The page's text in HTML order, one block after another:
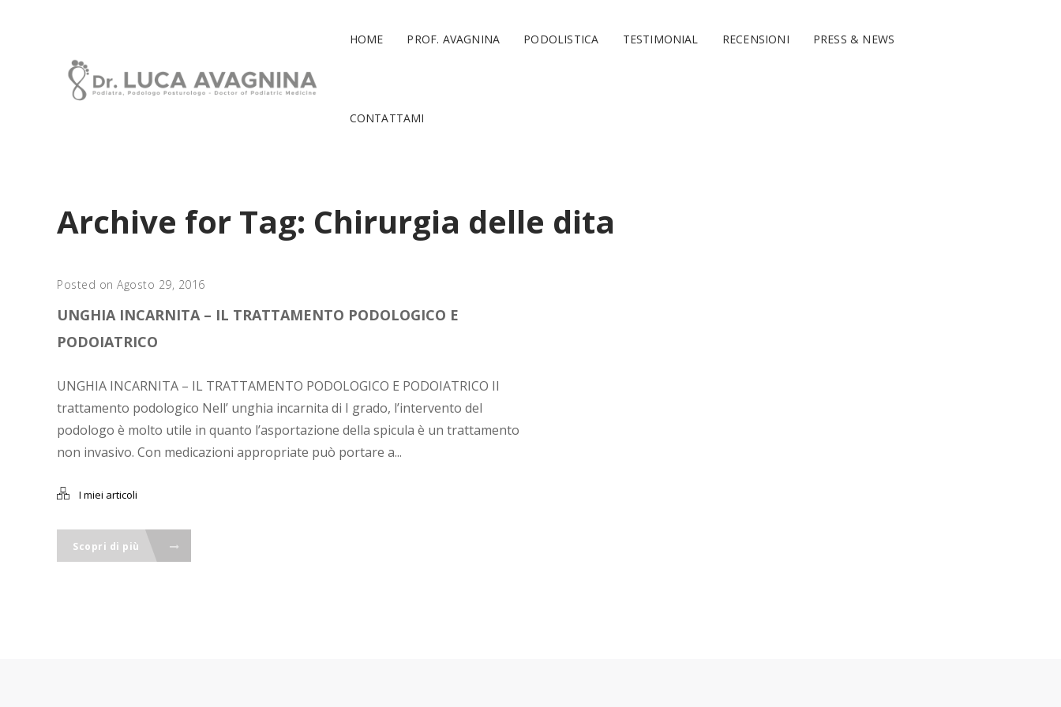
HOME PROF. AVAGNINA PODOLISTICA TESTIMONIAL RECENSIONI PRESS & NEWS
CONTATTAMI
Archive for Tag: Chirurgia delle dita
Posted on Agosto 29, 2016
UNGHIA INCARNITA – IL TRATTAMENTO PODOLOGICO E
PODOIATRICO
UNGHIA INCARNITA – IL TRATTAMENTO PODOLOGICO E PODOIATRICO Il
trattamento podologico Nell’ unghia incarnita di I grado, l’intervento del
podologo è molto utile in quanto l’asportazione della spicula è un trattamento
non invasivo. Con medicazioni appropriate può portare a...
I miei articoli
Scopri di più